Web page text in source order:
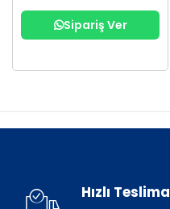
Sipariş Ver
Hızlı